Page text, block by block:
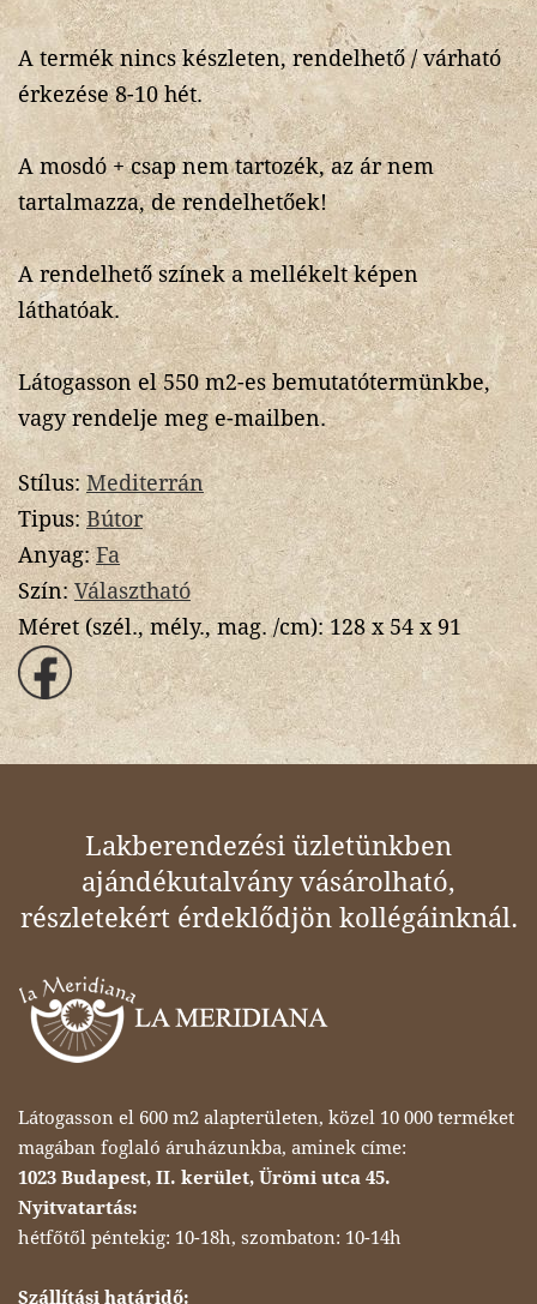
A termék nincs készleten, rendelhető / várható
érkezése 8-10 hét.
A mosdó + csap nem tartozék, az ár nem
tartalmazza, de rendelhetőek!
A rendelhető színek a mellékelt képen
láthatóak.
Látogasson el 550 m2-es bemutatótermünkbe,
vagy rendelje meg e-mailben.
Stílus: Mediterrán
Tipus:Bútor
Anyag:Fa
Szín:Választható
Méret (szél., mély., mag. /cm):128 x 54 x 91
Lakberendezési üzletünkben
ajándékutalvány vásárolható,
részletekért érdeklődjön kollégáinknál.
Látogasson el 600 m2 alapterületen, közel 10 000 terméket
magában foglaló áruházunkba, aminek címe:
1023 Budapest, II. kerület, Ürömi utca 45.
Nyitvatartás:
hétfőtől péntekig: 10-18h, szombaton: 10-14h
Szállítási határidő: